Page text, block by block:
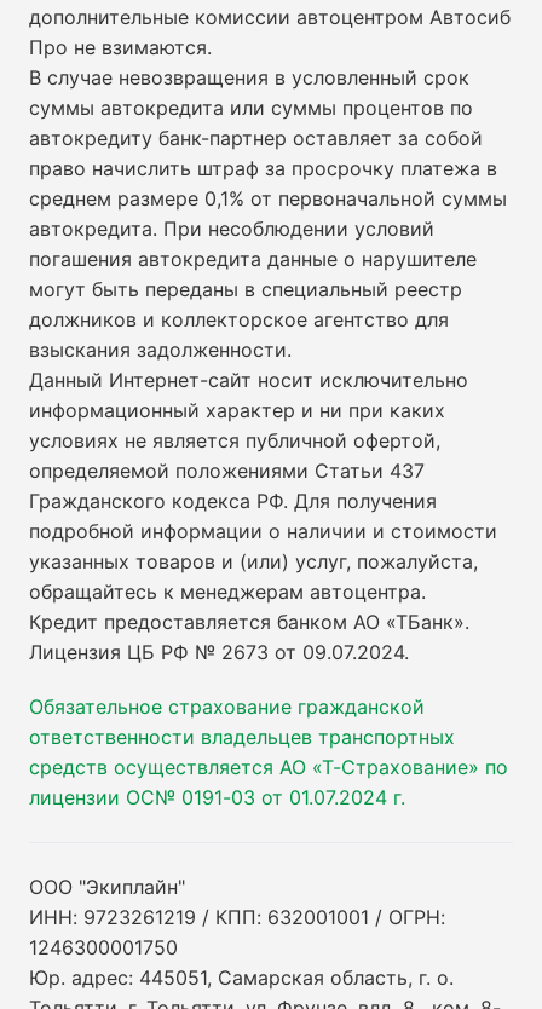
дополнительные комиссии автоцентром Автосиб
Про не взимаются.
В случае невозвращения в условленный срок
суммы автокредита или суммы процентов по
автокредиту банк-партнер оставляет за собой
право начислить штраф за просрочку платежа в
среднем размере 0,1% от первоначальной суммы
автокредита. При несоблюдении условий
погашения автокредита данные о нарушителе
могут быть переданы в специальный реестр
должников и коллекторское агентство для
взыскания задолженности.
Данный Интернет-сайт носит исключительно
информационный характер и ни при каких
условиях не является публичной офертой,
определяемой положениями Статьи 437
Гражданского кодекса РФ. Для получения
подробной информации о наличии и стоимости
указанных товаров и (или) услуг, пожалуйста,
обращайтесь к менеджерам автоцентра.
Кредит предоставляется банком АО «ТБанк».
Лицензия ЦБ РФ № 2673 от 09.07.2024.
Обязательное страхование гражданской
ответственности владельцев транспортных
средств осуществляется АО «Т-Страхование» по
лицензии ОС№ 0191-03 от 01.07.2024 г.
ООО "Экиплайн"
ИНН: 9723261219 / КПП: 632001001 / ОГРН:
1246300001750
Юр. адрес: 445051, Самарская область, г. о.